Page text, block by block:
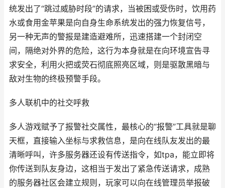
统发出了“跳过威胁时段”的请求，当被困或受伤时，饮用药
水或食用金苹果是向自身生命系统发出的强力恢复信号，
另一种无声的警报是建造避难所，迅速搭建一个封闭空
间，隔绝对外界的危险，这行为本身就是在向环境宣告寻
求安全，利用火把或荧石彻底照亮区域，则是驱散黑暗与
敌对生物的终极预警手段。
多人联机中的社交呼救
多人游戏赋予了报警社交属性，最核心的“报警”工具就是聊
天框，直接输入坐标与求救信息，是向在线队友发出的最
清晰呼叫，许多服务器还设有传送指令，如tpa，能立即将
你传送到队友身边，这相当于发出了紧急传送请求，成熟
的服务器社区会建立规则，玩家可以向在线管理员举报破